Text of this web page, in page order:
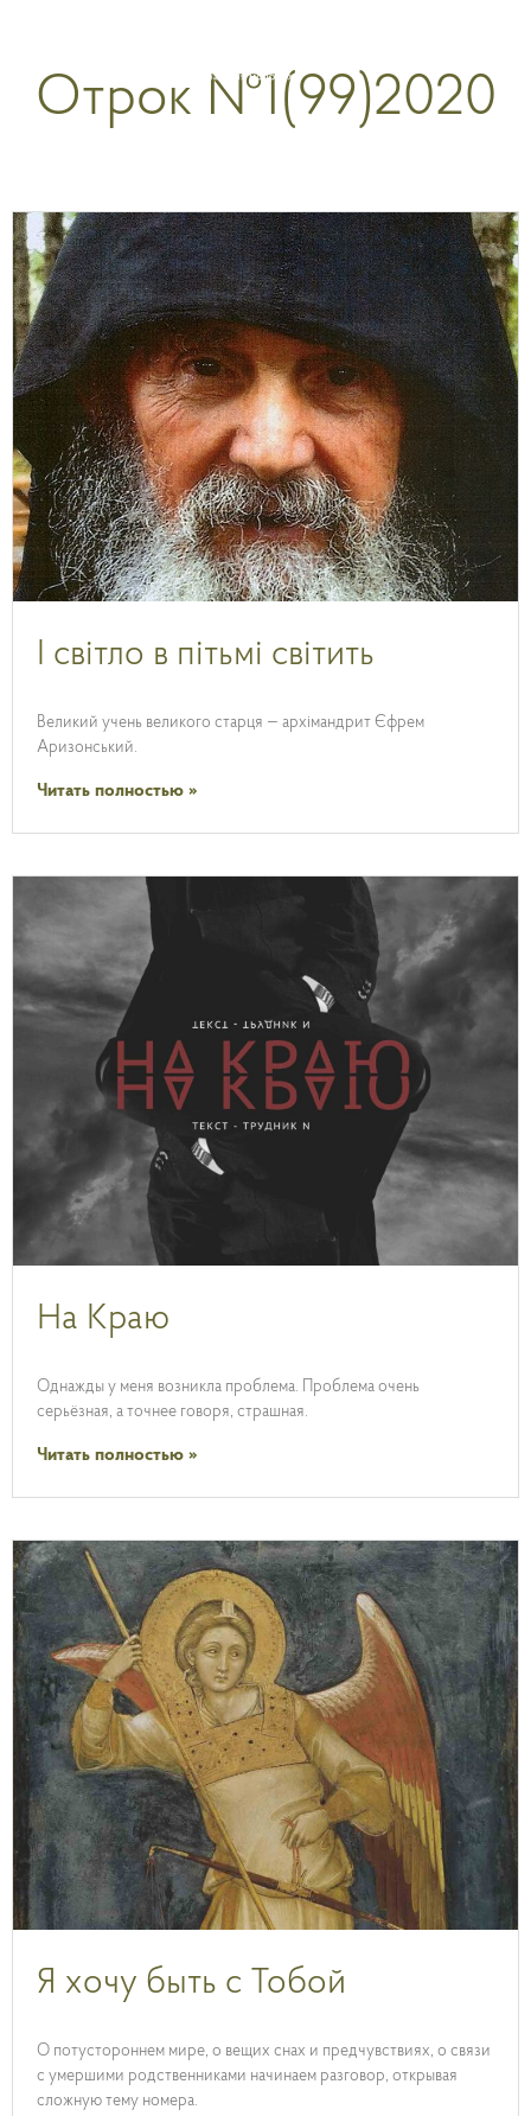
содержимому
Отрок №1(99)2020
І світло в пітьмі світить
Великий учень великого старця — архімандрит Єфрем
Аризонський.
Читать полностью »
На Краю
Однажды у меня возникла проблема. Проблема очень
серьёзная, а точнее говоря, страшная.
Читать полностью »
Я хочу быть с Тобой
О потустороннем мире, о вещих снах и предчувствиях, о связи
с умершими родственниками начинаем разговор, открывая
сложную тему номера.